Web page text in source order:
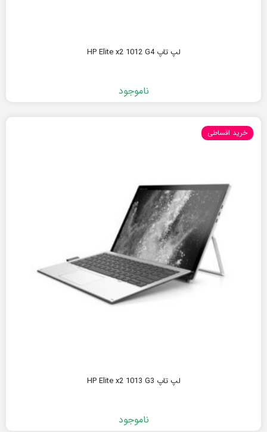
لپ تاپ HP Elite x2 1012 G4
ناموجود
خرید اقساطی
لپ تاپ HP Elite x2 1013 G3
ناموجود